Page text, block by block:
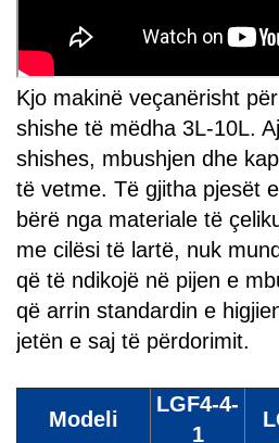
Kjo makinë veçanërisht
shishe të mëdha 3L-10L.
shishes, mbushjen dhe
të vetme. Të gjitha pjesët
bërë nga materiale të
me cilësi të lartë, nuk
që të ndikojë në pijen e
që arrin standardin e
jetën e saj të përdorimit.
Modeli
LGF4-4-
1